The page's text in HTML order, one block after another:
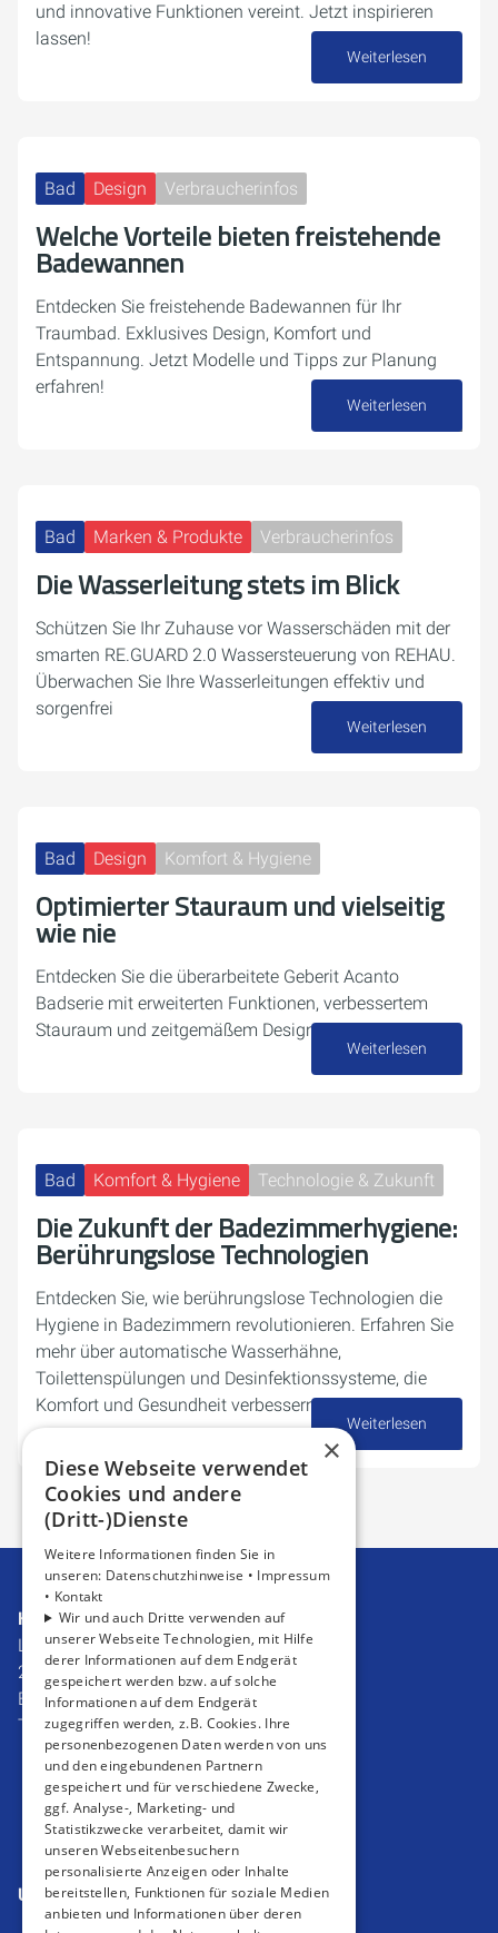
und innovative Funktionen vereint. Jetzt inspirieren
lassen!
Weiterlesen
Bad Design Verbraucherinfos
Welche Vorteile bieten freistehende
Badewannen
Entdecken Sie freistehende Badewannen für Ihr
Traumbad. Exklusives Design, Komfort und
Entspannung. Jetzt Modelle und Tipps zur Planung
erfahren!
Weiterlesen
Bad Marken & Produkte Verbraucherinfos
Die Wasserleitung stets im Blick
Schützen Sie Ihr Zuhause vor Wasserschäden mit der
smarten RE.GUARD 2.0 Wassersteuerung von REHAU.
Überwachen Sie Ihre Wasserleitungen effektiv und
sorgenfrei
Weiterlesen
Bad Design Komfort & Hygiene
Optimierter Stauraum und vielseitig
wie nie
Entdecken Sie die überarbeitete Geberit Acanto
Badserie mit erweiterten Funktionen, verbessertem
Stauraum und zeitgemäßem Design.
Weiterlesen
Bad Komfort & Hygiene Technologie & Zukunft
Die Zukunft der Badezimmerhygiene:
Berührungslose Technologien
Entdecken Sie, wie berührungslose Technologien die
Hygiene in Badezimmern revolutionieren. Erfahren Sie
mehr über automatische Wasserhähne,
Toilettenspülungen und Desinfektionssysteme, die
Komfort und Gesundheit verbessern.
Weiterlesen
Haustechnik Rosenboom GmbH
Lippestraße 24
26548 Norderney
E-Mail: info@rosenboom-norderney.de
Tel.: 04932 8770
Impressum
Barrierefreiheitserklärung
Datenschutzerklärung
AGB
Unsere Bereiche
Privatkunden
×
Diese Webseite verwendet
Cookies und andere
(Dritt-)Dienste
Weitere Informationen finden Sie in
unseren: Datenschutzhinweise • Impressum
• Kontakt
Wir und auch Dritte verwenden auf
unserer Webseite Technologien, mit Hilfe
derer Informationen auf dem Endgerät
gespeichert werden bzw. auf solche
Informationen auf dem Endgerät
zugegriffen werden, z.B. Cookies. Ihre
personenbezogenen Daten werden von uns
und den eingebundenen Partnern
gespeichert und für verschiedene Zwecke,
ggf. Analyse-, Marketing- und
Statistikzwecke verarbeitet, damit wir
unseren Webseitenbesuchern
personalisierte Anzeigen oder Inhalte
bereitstellen, Funktionen für soziale Medien
anbieten und Informationen über deren